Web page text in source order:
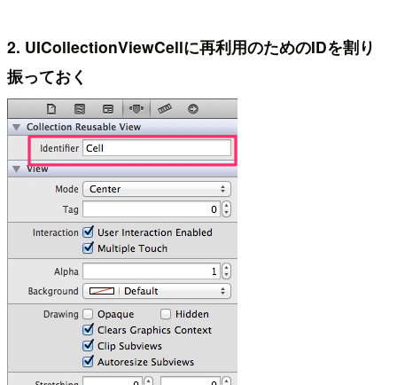
2. UICollectionViewCellに再利用のためのIDを割り
振っておく